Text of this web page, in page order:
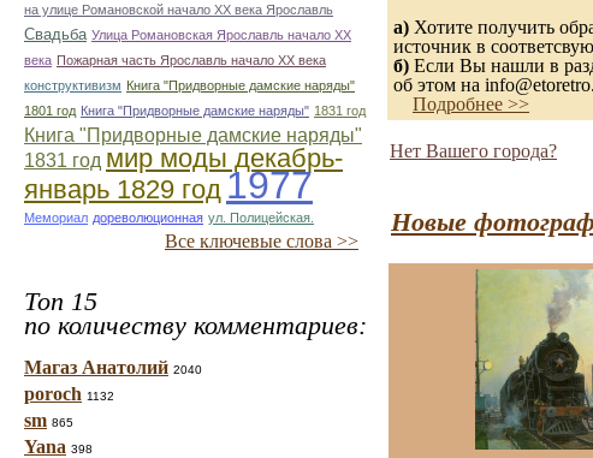
на улице Романовской начало ХХ века Ярославль
Свадьба Улица Романовская Ярославль начало ХХ
века Пожарная часть Ярославль начало ХХ века
конструктивизм Книга "Придворные дамские наряды"
1801 год Книга "Придворные дамские наряды" 1831 год
Книга "Придворные дамские наряды"
1831 год мир моды декабрь-
январь 1829 год1977
Мемориал дореволюционная ул. Полицейская.
Все ключевые слова >>
Топ 15
по количеству комментариев:
Магаз Анатолий 2040
poroch 1132
sm 865
Yana 398
а) Хотите получить
источник в
б) Если Вы нашли в
об этом на
Подробнее >>
Нет Вашего города?
Новые